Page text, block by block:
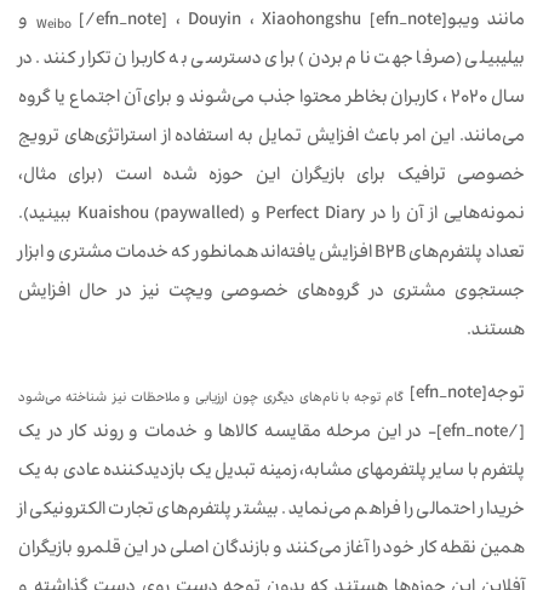
مانند ویبو[efn_note]
Weibo [/efn_note] ، Douyin ، Xiaohongshu و
بیلیبیلی (صرفا جهت نام بردن) برای دسترسی به کاربران تکرار کنند. در
سال 2020 ، کاربران بخاطر محتوا جذب می‌شوند و برای آن اجتماع یا گروه
می‌مانند. این امر باعث افزایش تمایل به استفاده از استراتژی‌های ترویج
خصوصی ترافیک برای بازیگران این حوزه شده است (برای مثال،
نمونه‌هایی از آن را در Perfect Diary و Kuaishou (paywalled) ببینید).
تعداد پلتفرم‌های B2B افزایش یافته‌اند همانطور که خدمات مشتری و ابزار
جستجوی مشتری در گروه‌های خصوصی ویچت نیز در حال افزایش
هستند.
توجه[efn_note] گام توجه با نام‌های دیگری چون ارزیابی و ملاحظات نیز شناخته می‌شود
[/efn_note]- در این مرحله مقایسه کالاها و خدمات و روند کار در یک
پلتفرم با سایر پلتفرم‏های مشابه، زمینه تبدیل یک بازدیدکننده عادی به یک
خریدار احتمالی را فراهم می‌نماید. بیشتر پلتفرم‌های تجارت الکترونیکی از
همین نقطه کار خود را آغاز می‌کنند و بازندگان اصلی در این قلمرو بازیگران